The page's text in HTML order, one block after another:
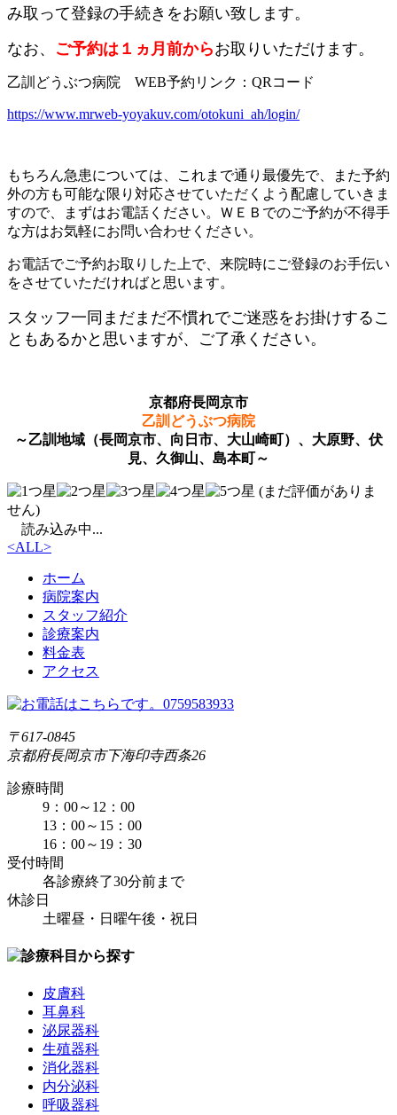
み取って登録の手続きをお願い致します。
なお、 ご予約は１ヵ月前からお取りいただけます。
乙訓どうぶつ病院 WEB予約リンク：QRコード
https://www.mrweb-yoyakuv.com/otokuni_ah/login/
もちろん急患については、これまで通り最優先で、また予約
外の方も可能な限り対応させていただくよう配慮していきま
すので、まずはお電話ください。ＷＥＢでのご予約が不得手
な方はお気軽にお問い合わせください。
お電話でご予約お取りした上で、来院時にご登録のお手伝い
をさせていただければと思います。
スタッフ一同まだまだ不慣れでご迷惑をお掛けするこ
ともあるかと思いますが、ご了承ください。
京都府長岡京市
乙訓どうぶつ病院
～乙訓地域（長岡京市、向日市、大山崎町）、大原野、伏
見、久御山、島本町～
(まだ評価がありま
せん)
読み込み中...
<ALL>
ホーム
病院案内
スタッフ紹介
診療案内
料金表
アクセス
〒617-0845
京都府長岡京市下海印寺西条26
診療時間
9：00～12：00
13：00～15：00
16：00～19：30
受付時間
各診療終了30分前まで
休診日
土曜昼・日曜午後・祝日
皮膚科
耳鼻科
泌尿器科
生殖器科
消化器科
内分泌科
呼吸器科